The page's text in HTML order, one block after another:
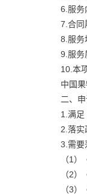
6.服务
7.合同
8.服务
9.服务
10.本
中国
二、
1.满足
2.落实
3.需要
（1
（2
（3